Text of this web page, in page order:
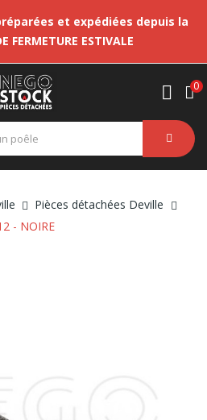
et expédiées depuis la
FERMETURE ESTIVALE
0
Pièces détachées Deville
- NOIRE